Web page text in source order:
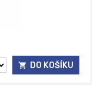
DO KOŠÍKU